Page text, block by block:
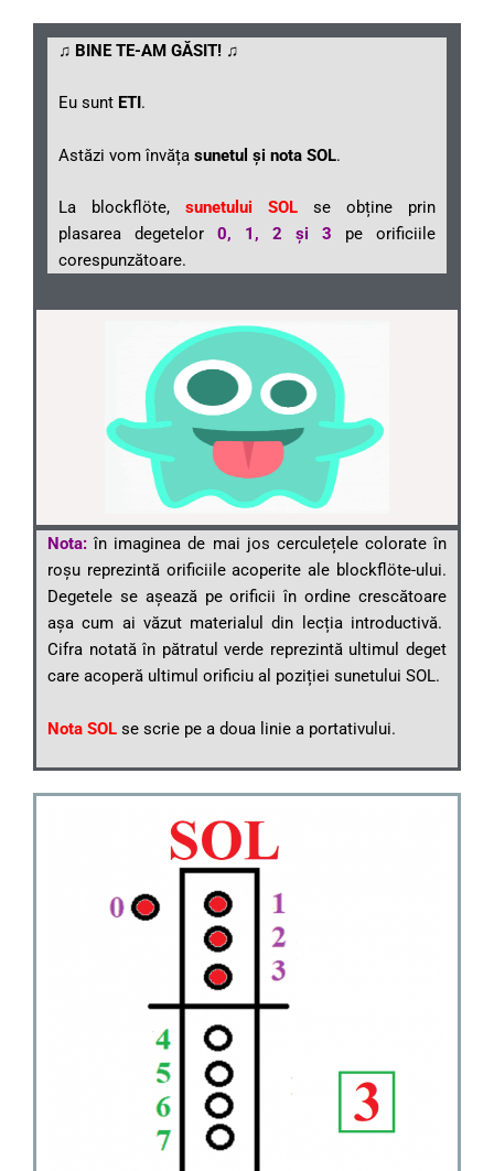
♫ BINE TE-AM GĂSIT! ♫
Eu sunt ETI .
Astăzi vom învăța sunetul și nota SOL.
La blockflöte, sunetului SOL se obține prin
plasarea degetelor 0, 1, 2 și 3 pe orificiile
corespunzătoare.
Nota: în imaginea de mai jos cerculețele colorate în
roșu reprezintă orificiile acoperite ale blockflöte-ului.
Degetele se așează pe orificii în ordine crescătoare
așa cum ai văzut materialul din lecția introductivă.
Cifra notată în pătratul verde reprezintă ultimul deget
care acoperă ultimul orificiu al poziției sunetului SOL.
Nota SOL se scrie pe a doua linie a portativului.